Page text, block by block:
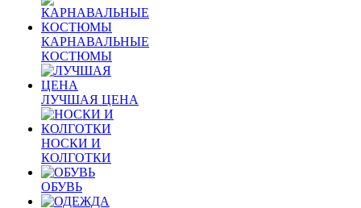
КАРНАВАЛЬНЫЕ
КОСТЮМЫ
ЛУЧШАЯ ЦЕНА
НОСКИ И
КОЛГОТКИ
ОБУВЬ